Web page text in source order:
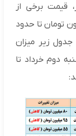
قیمت برخی از
و مونتاژی از ۱۰ میلیون تومان تا حدود
جدول زیر میزان
دوم خرداد تا